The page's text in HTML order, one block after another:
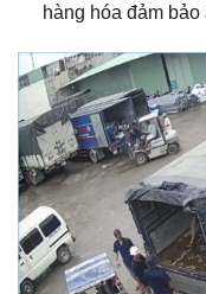
hàng hóa đảm